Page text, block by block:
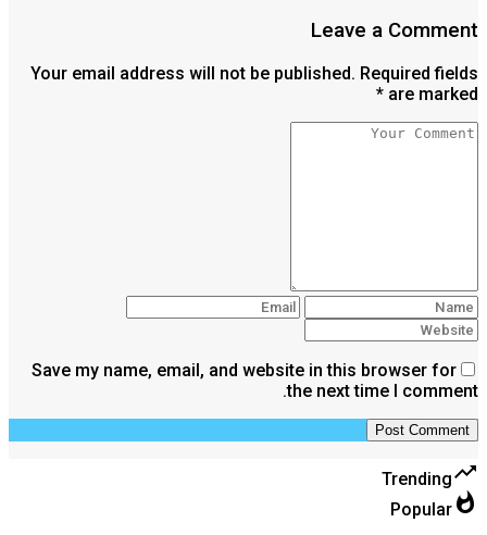
Leave a Comment
Your email address will not be published. Required fields
are marked *
Save my name, email, and website in this browser for
the next time I comment.
trending_up
Trending
whatshot
Popular